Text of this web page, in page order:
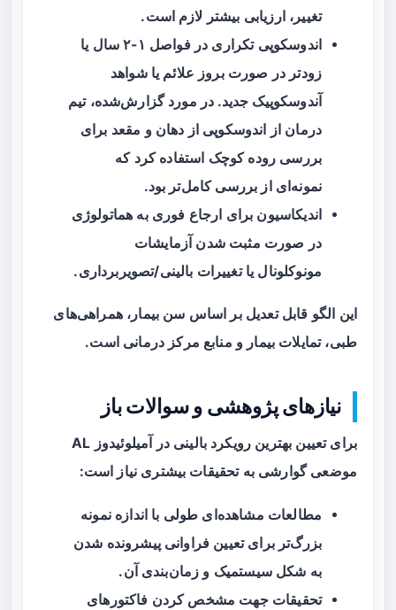
تغییر، ارزیابی بیشتر لازم است.
اندوسکوپی تکراری در فواصل ۱-۲ سال یا
زودتر در صورت بروز علائم یا شواهد
آندوسکوپیک جدید. در مورد گزارش‌شده، تیم
درمان از اندوسکوپی از دهان و مقعد برای
بررسی روده کوچک استفاده کرد که
نمونه‌ای از بررسی کامل‌تر بود.
اندیکاسیون برای ارجاع فوری به هماتولوژی
در صورت مثبت شدن آزمایشات
مونوکلونال یا تغییرات بالینی/تصویربرداری.
این الگو قابل تعدیل بر اساس سن بیمار، همراهی‌های
طبی، تمایلات بیمار و منابع مرکز درمانی است.
نیازهای پژوهشی و سوالات باز
برای تعیین بهترین رویکرد بالینی در آمیلوئیدوز AL
موضعی گوارشی به تحقیقات بیشتری نیاز است:
مطالعات مشاهده‌ای طولی با اندازه نمونه
بزرگ‌تر برای تعیین فراوانی پیشرونده شدن
به شکل سیستمیک و زمان‌بندی آن.
تحقیقات جهت مشخص کردن فاکتورهای